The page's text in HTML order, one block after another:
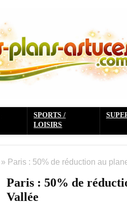
SPORTS /
LOISIRS
» Paris : 50% de réduction au
Paris : 50% de
Vallée